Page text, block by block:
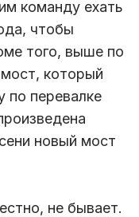
команду ехать
чтобы
того, выше по
который
по перевалке
новый мост
не бывает.